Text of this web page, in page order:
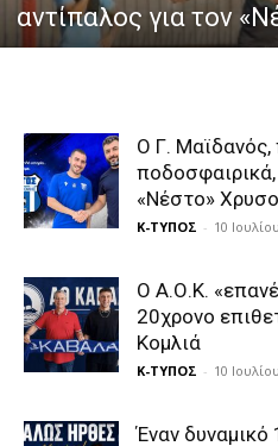
αντίπαλος για τον
Ο Γ. Μαϊδανός,
«Νέστο»
Κ-ΤΥΠΟΣ - 10
Ο Α.Ο.Κ.
20χρονο
Κομλιά
Κ-ΤΥΠΟΣ - 10
Έναν